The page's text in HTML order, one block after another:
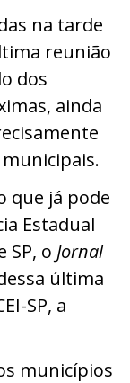
na tarde
reunião
dos
ainda
que já pode
Estadual
SP, o Jornal
última
SP, a
municípios